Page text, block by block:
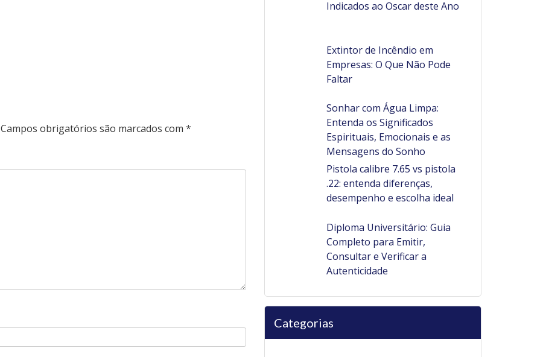
Campos obrigatórios são marcados com *
Indicados ao Oscar deste Ano
Extintor de Incêndio em
Empresas: O Que Não Pode
Faltar
Sonhar com Água Limpa:
Entenda os Significados
Espirituais, Emocionais e as
Mensagens do Sonho
Pistola calibre 7.65 vs pistola
.22: entenda diferenças,
desempenho e escolha ideal
Diploma Universitário: Guia
Completo para Emitir,
Consultar e Verificar a
Autenticidade
Categorias